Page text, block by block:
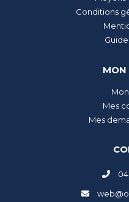
Conditions
MON
Mes
Mes
04